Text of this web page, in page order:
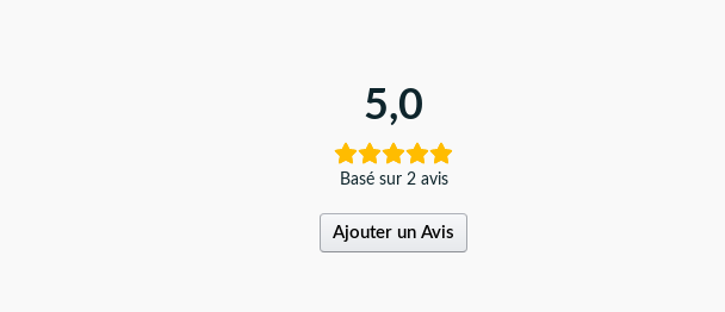
5,0
Basé sur 2 avis
Ajouter un Avis